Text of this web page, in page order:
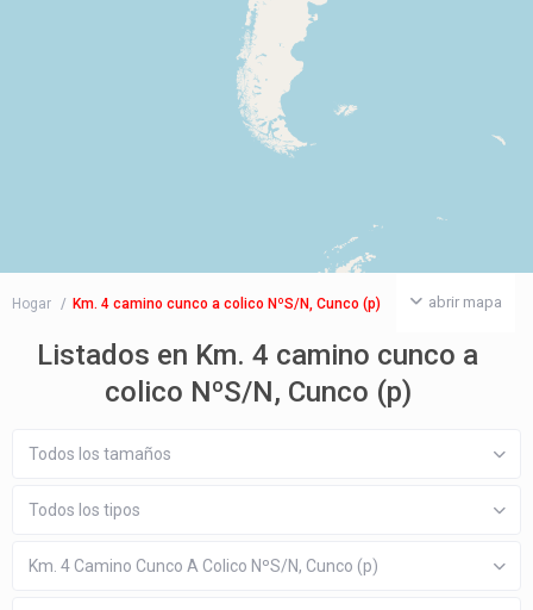
abrir mapa
Hogar Km. 4 camino cunco a colico NºS/N, Cunco (p)
Listados en Km. 4 camino cunco a
colico NºS/N, Cunco (p)
Todos los tamaños
Todos los tipos
Km. 4 Camino Cunco A Colico NºS/N, Cunco (p)